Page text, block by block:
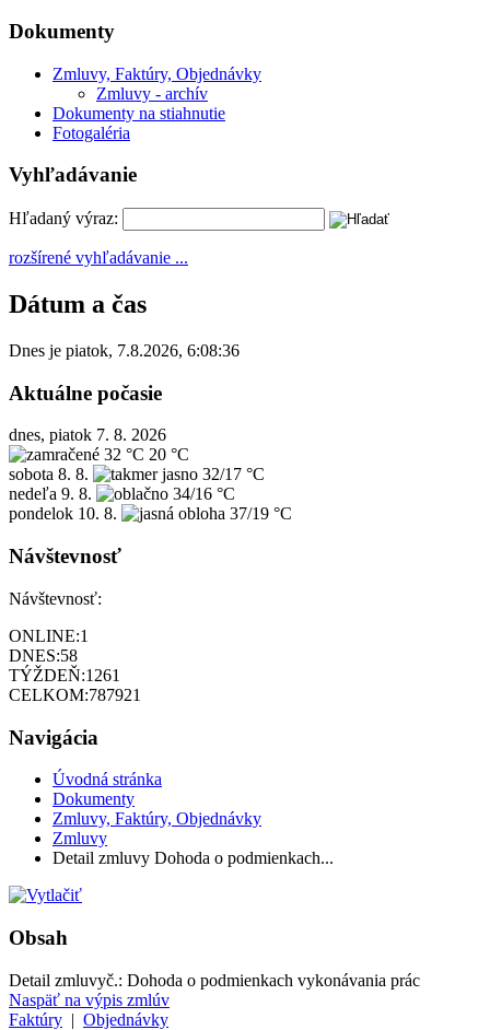
Dokumenty
Zmluvy, Faktúry, Objednávky
Zmluvy - archív
Dokumenty na stiahnutie
Fotogaléria
Vyhľadávanie
Hľadaný výraz:
rozšírené vyhľadávanie ...
Dátum a čas
Dnes je piatok, 7.8.2026, 6:08:36
Aktuálne počasie
dnes, piatok 7. 8. 2026
32 °C 20 °C
sobota 8. 8.
32/17 °C
nedeľa 9. 8.
34/16 °C
pondelok 10. 8. 37/19 °C
Návštevnosť
Návštevnosť:
ONLINE:1
DNES:58
TÝŽDEŇ:1261
CELKOM:787921
Navigácia
Úvodná stránka
Dokumenty
Zmluvy, Faktúry, Objednávky
Zmluvy
Detail zmluvy Dohoda o podmienkach...
Obsah
Detail zmluvyč.: Dohoda o podmienkach vykonávania prác
Naspäť na výpis zmlúv
Faktúry | Objednávky